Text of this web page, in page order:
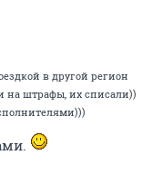
в другой регион
на штрафы, их списали))